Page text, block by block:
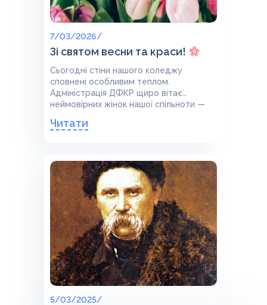
7/03/2026/
Зі святом весни та краси!
Сьогодні стіни нашого коледжу
сповнені особливим теплом.
Адміністрація ДФКР щиро вітає
неймовірних жінок нашої спільноти —
студенток.
Читати
5/03/2025/